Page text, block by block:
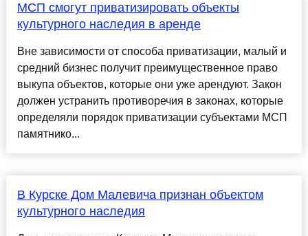
МСП смогут приватизировать объекты
культурного наследия в аренде
Вне зависимости от способа приватизации, малый и
средний бизнес получит преимущественное право
выкупа объектов, которые они уже арендуют. Закон
должен устранить противоречия в законах, которые
определяли порядок приватизации субъектами МСП
памятнико...
В Курске Дом Малевича признан объектом
культурного наследия